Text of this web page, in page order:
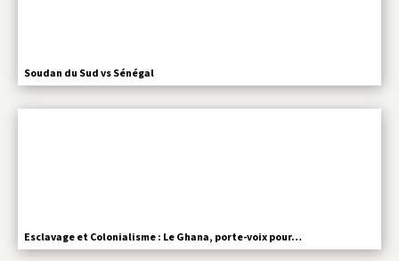
Soudan du Sud vs Sénégal
Esclavage et Colonialisme : Le Ghana, porte-voix pour…